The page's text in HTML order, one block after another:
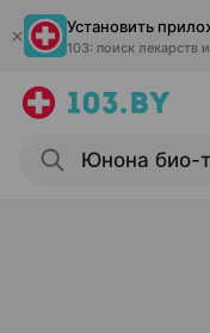
Установить
103: поиск лекарств